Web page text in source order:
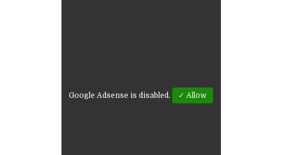
Google Adsense is disabled. ✓ Allow